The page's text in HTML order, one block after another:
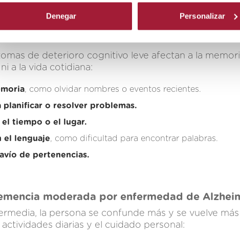
Denegar Personalizar
muchos años antes de que los síntomas
identifica en entornos de investigación, ya que no
del alzheimer
de deterioro cognitivo leve afectan a la
a la vida cotidiana:
, como olvidar nombres o eventos recientes.
planificar o resolver problemas.
el tiempo o el lugar.
el lenguaje, como dificultad para encontrar palabras.
de pertenencias.
moderada por enfermedad de
la persona se confunde más y se vuelve
diarias y el cuidado personal: